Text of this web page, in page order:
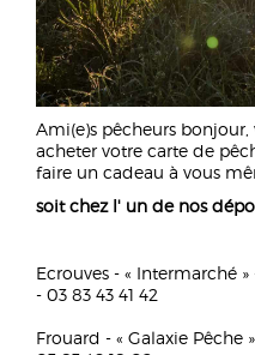
Ami(e)s pêcheurs
acheter votre carte de
faire un cadeau à vous
soit chez l' un de nos
Ecrouves - « Intermarché
- 03 83 43 41 42
Frouard - « Galaxie Pêche